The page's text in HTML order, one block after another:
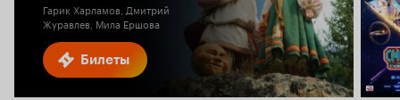
Билеты
Гарик Харламов, Дмитрий
Журавлев, Мила Ершова